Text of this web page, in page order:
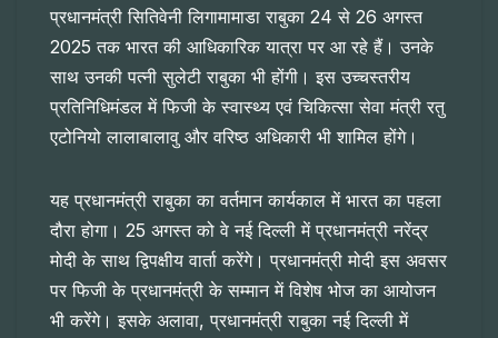
प्रधानमंत्री सितिवेनी लिगामामाडा राबुका 24 से 26 अगस्त
2025 तक भारत की आधिकारिक यात्रा पर आ रहे हैं। उनके
साथ उनकी पत्नी सुलेटी राबुका भी होंगी। इस उच्चस्तरीय
प्रतिनिधिमंडल में फिजी के स्वास्थ्य एवं चिकित्सा सेवा मंत्री रतु
एटोनियो लालाबालावु और वरिष्ठ अधिकारी भी शामिल होंगे।
यह प्रधानमंत्री राबुका का वर्तमान कार्यकाल में भारत का पहला
दौरा होगा। 25 अगस्त को वे नई दिल्ली में प्रधानमंत्री नरेंद्र
मोदी के साथ द्विपक्षीय वार्ता करेंगे। प्रधानमंत्री मोदी इस अवसर
पर फिजी के प्रधानमंत्री के सम्मान में विशेष भोज का आयोजन
भी करेंगे। इसके अलावा, प्रधानमंत्री राबुका नई दिल्ली में